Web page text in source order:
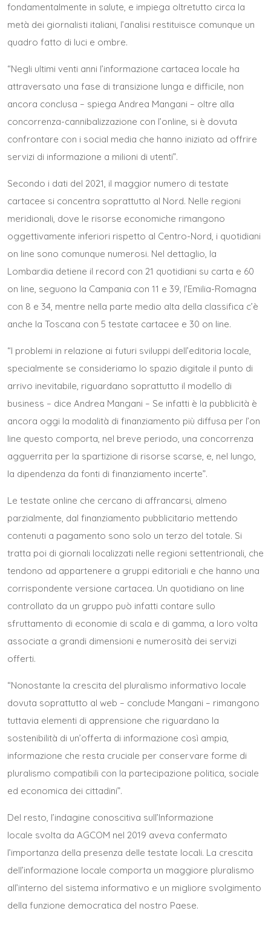
fondamentalmente in salute, e impiega oltretutto circa la
metà dei giornalisti italiani, l’analisi restituisce comunque un
quadro fatto di luci e ombre.
“Negli ultimi venti anni l’informazione cartacea locale ha
attraversato una fase di transizione lunga e difficile, non
ancora conclusa – spiega Andrea Mangani – oltre alla
concorrenza-cannibalizzazione con l’online, si è dovuta
confrontare con i social media che hanno iniziato ad offrire
servizi di informazione a milioni di utenti”.
Secondo i dati del 2021, il maggior numero di testate
cartacee si concentra soprattutto al Nord. Nelle regioni
meridionali, dove le risorse economiche rimangono
oggettivamente inferiori rispetto al Centro-Nord, i quotidiani
on line sono comunque numerosi. Nel dettaglio, la
Lombardia detiene il record con 21 quotidiani su carta e 60
on line, seguono la Campania con 11 e 39, l’Emilia-Romagna
con 8 e 34, mentre nella parte medio alta della classifica c’è
anche la Toscana con 5 testate cartacee e 30 on line.
“I problemi in relazione ai futuri sviluppi dell’editoria locale,
specialmente se consideriamo lo spazio digitale il punto di
arrivo inevitabile, riguardano soprattutto il modello di
business – dice Andrea Mangani – Se infatti è la pubblicità è
ancora oggi la modalità di finanziamento più diffusa per l’on
line questo comporta, nel breve periodo, una concorrenza
agguerrita per la spartizione di risorse scarse, e, nel lungo,
la dipendenza da fonti di finanziamento incerte”.
Le testate online che cercano di affrancarsi, almeno
parzialmente, dal finanziamento pubblicitario mettendo
contenuti a pagamento sono solo un terzo del totale. Si
tratta poi di giornali localizzati nelle regioni settentrionali, che
tendono ad appartenere a gruppi editoriali e che hanno una
corrispondente versione cartacea. Un quotidiano on line
controllato da un gruppo può infatti contare sullo
sfruttamento di economie di scala e di gamma, a loro volta
associate a grandi dimensioni e numerosità dei servizi
offerti.
“Nonostante la crescita del pluralismo informativo locale
dovuta soprattutto al web – conclude Mangani – rimangono
tuttavia elementi di apprensione che riguardano la
sostenibilità di un’offerta di informazione così ampia,
informazione che resta cruciale per conservare forme di
pluralismo compatibili con la partecipazione politica, sociale
ed economica dei cittadini”.
Del resto, l’indagine conoscitiva sull’Informazione
locale svolta da AGCOM nel 2019 aveva confermato
l’importanza della presenza delle testate locali. La crescita
dell’informazione locale comporta un maggiore pluralismo
all’interno del sistema informativo e un migliore svolgimento
della funzione democratica del nostro Paese.